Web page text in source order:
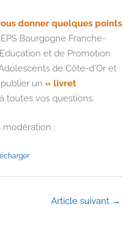
donner quelques points
Bourgogne Franche-
et de Promotion
de Côte-d’Or et
un « livret
toutes vos questions.
modération :
Article suivant →